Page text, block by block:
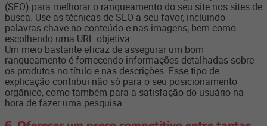
(SEO) para melhorar o ranqueamento do seu site nos sites de
busca. Use as técnicas de SEO a seu favor, incluindo
palavras-chave no conteúdo e nas imagens, bem como
escolhendo uma URL objetiva.
Um meio bastante eficaz de assegurar um bom
ranqueamento é fornecendo informações detalhadas sobre
os produtos no título e nas descrições. Esse tipo de
explicação contribui não só para o seu posicionamento
orgânico, como também para a satisfação do usuário na
hora de fazer uma pesquisa.